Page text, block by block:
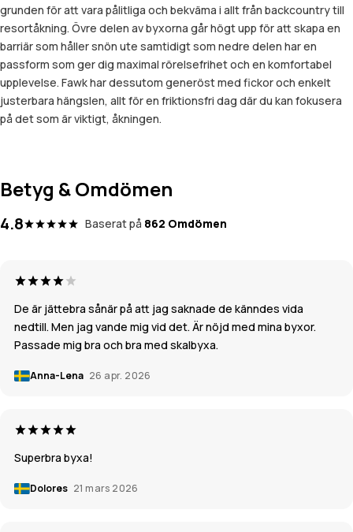
grunden för att vara pålitliga och bekväma i allt från backcountry till
resortåkning. Övre delen av byxorna går högt upp för att skapa en
barriär som håller snön ute samtidigt som nedre delen har en
passform som ger dig maximal rörelsefrihet och en komfortabel
upplevelse. Fawk har dessutom generöst med fickor och enkelt
justerbara hängslen, allt för en friktionsfri dag där du kan fokusera
på det som är viktigt, åkningen.
Betyg & Omdömen
4.8 Baserat på 862 Omdömen
De är jättebra sånär på att jag saknade de känndes vida
nedtill. Men jag vande mig vid det. Är nöjd med mina byxor.
Passade mig bra och bra med skalbyxa.
Anna-Lena 26 apr. 2026
Superbra byxa!
Dolores 21 mars 2026